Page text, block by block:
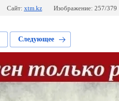
Сайт: xtm.kz Изображение: 257/379
Следующее